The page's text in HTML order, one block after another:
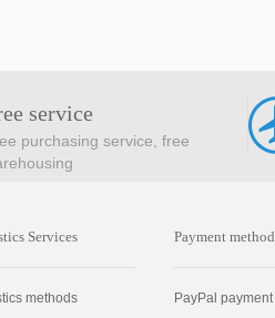
service
purchasing service, free
Services
methods
Payment method
PayPal payment